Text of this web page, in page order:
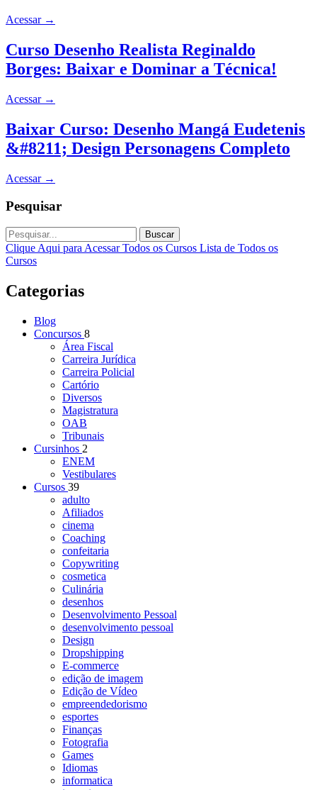
Acessar →
Curso Desenho Realista Reginaldo
Borges: Baixar e Dominar a Técnica!
Acessar →
Baixar Curso: Desenho Mangá Eudetenis
&#8211; Design Personagens Completo
Acessar →
Pesquisar
Buscar
Clique Aqui para Acessar Todos os Cursos Lista de Todos os
Cursos
Categorias
Blog
Concursos 8
Área Fiscal
Carreira Jurídica
Carreira Policial
Cartório
Diversos
Magistratura
OAB
Tribunais
Cursinhos 2
ENEM
Vestibulares
Cursos 39
adulto
Afiliados
cinema
Coaching
confeitaria
Copywriting
cosmetica
Culinária
desenhos
Desenvolvimento Pessoal
desenvolvimento pessoal
Design
Dropshipping
E-commerce
edição de imagem
Edição de Vídeo
empreendedorismo
esportes
Finanças
Fotografia
Games
Idiomas
informatica